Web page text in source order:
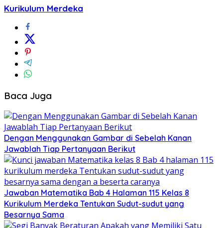
Kurikulum Merdeka
Baca Juga
Dengan Menggunakan Gambar di Sebelah Kanan
Jawablah Tiap Pertanyaan Berikut
Jawaban Matematika Bab 4 Halaman 115 Kelas 8
Kurikulum Merdeka Tentukan Sudut-sudut yang
Besarnya Sama